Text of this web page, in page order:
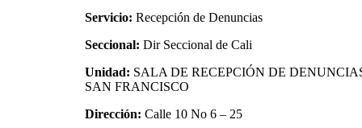
Servicio: Recepción de Denuncias
Seccional: Dir Seccional de Cali
Unidad: SALA DE RECEPCIÓN DE
SAN FRANCISCO
Dirección: Calle 10 No 6 – 25